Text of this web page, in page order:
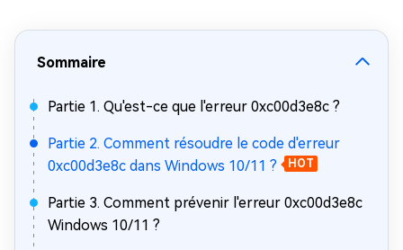
Sommaire
Partie 1. Qu'est-ce que l'erreur 0xc00d3e8c ?
Partie 2. Comment résoudre le code d'erreur
0xc00d3e8c dans Windows 10/11 ?
HOT
Partie 3. Comment prévenir l'erreur 0xc00d3e8c
Windows 10/11 ?